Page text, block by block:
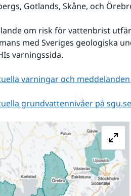
Gotlands, Skåne, och
om risk för vattenbrist
med Sveriges geologiska
varningssida.
varningar och
grundvattennivåer på sgu.se